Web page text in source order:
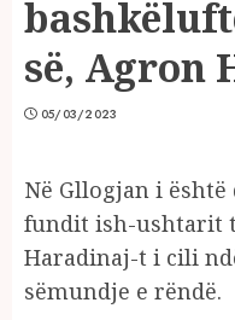
së, Agron
05/03/2023
Në Gllogjan i
fundit ish-ushtarit
Haradinaj-t i cili
sëmundje e rëndë.